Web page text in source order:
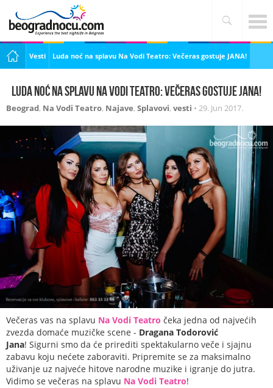
Vesti Luda noć na splavu Na Vodi Teatro: Večeras gostuje JANA!
Luda noć na splavu Na Vodi Teatro: Večeras gostuje JANA!
Beograd, Na Vodi Teatro, Najave, Splavovi, vesti • 29. Jun 2017.
Večeras vas na splavu Na Vodi Teatro čeka jedna od najvećih
zvezda domaće muzičke scene - Dragana Todorović
Jana! Sigurni smo da će prirediti spektakularno veče i sjajnu
zabavu koju nećete zaboraviti. Pripremite se za maksimalno
uživanje uz najveće hitove narodne muzike i igranje do jutra.
Vidimo se večeras na splavu Na Vodi Teatro!